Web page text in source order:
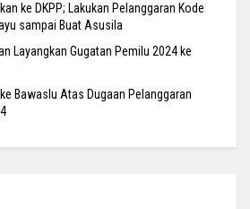
ke DKPP; Lakukan Pelanggaran Kode
sampai Buat Asusila
Layangkan Gugatan Pemilu 2024 ke
Bawaslu Atas Dugaan Pelanggaran